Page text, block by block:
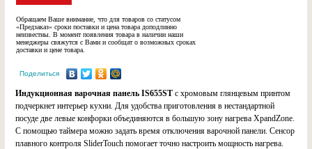
Обращаем Ваше внимание, что для товаров со статусом
«Предзаказ» сроки поставки и цена товара доподлинно
неизвестны. В момент появления товара в наличии наши
менеджеры свяжутся с Вами и сообщат о возможных сроках
доставки и цене товара.
Поделиться
Индукционная варочная панель IS655ST с хромовым глянцевым принтом
подчеркнет интерьер кухни. Для удобства приготовления в нестандартной
посуде две левые конфорки объединяются в большую зону нагрева XpandZone.
С помощью таймера можно задать время отключения варочной панели. Сенсор
плавного контроля SliderTouch помогает точно настроить мощность нагрева.